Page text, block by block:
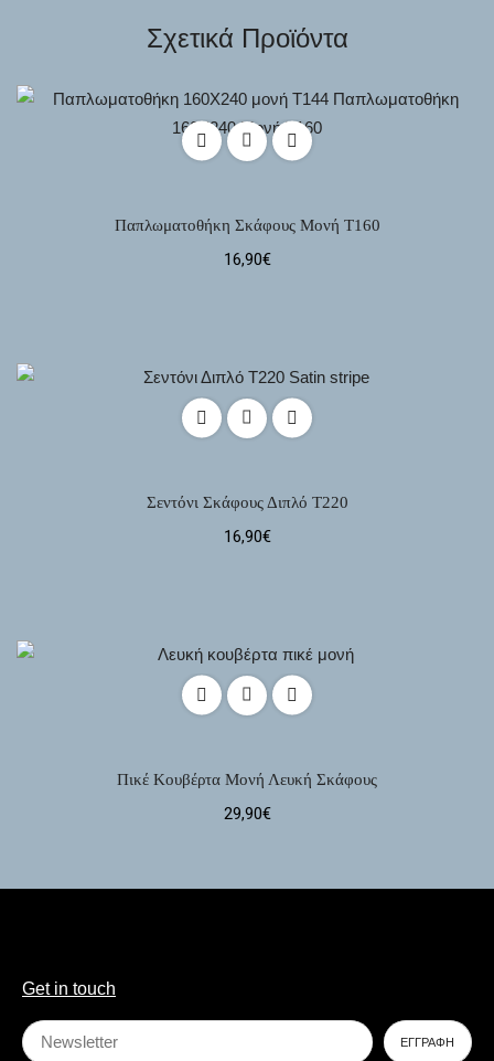
Σχετικά Προϊόντα
Παπλωματοθήκη Σκάφους Μονή Τ160
16,90€
Σεντόνι Σκάφους Διπλό Τ220
16,90€
Πικέ Κουβέρτα Μονή Λευκή Σκάφους
29,90€
Get in touch